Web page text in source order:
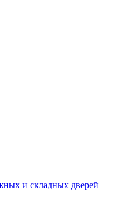
и складных дверей